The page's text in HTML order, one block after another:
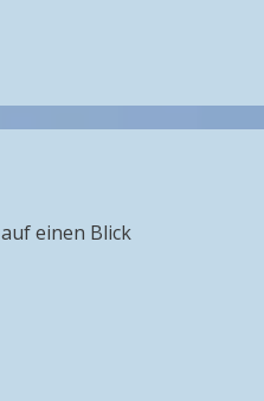
auf einen Blick